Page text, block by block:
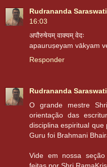
Rudrananda Saraswati
16:03
अपौरुषेयम् वाक्यम् वेदः
apauruṣeyam vākyam
Responder
Rudrananda Saraswati
O grande mestre
orientação das
disciplina espiritual que
Guru foi Brahmani
Vide em nossa seção